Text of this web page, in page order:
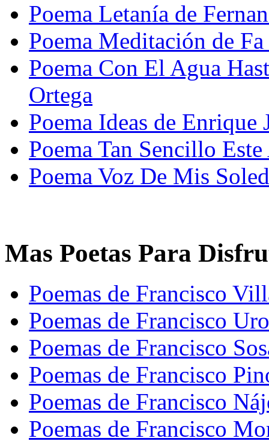
Poema Letanía de
Poema Meditación de Fa
Poema Con El Agua
Ortega
Poema Ideas de
Poema Tan Sencillo
Poema Voz De Mis
Mas Poetas Para
Poemas de Francisco
Poemas de Francisco
Poemas de Francisco
Poemas de Francisco
Poemas de Francisco
Poemas de Francisco